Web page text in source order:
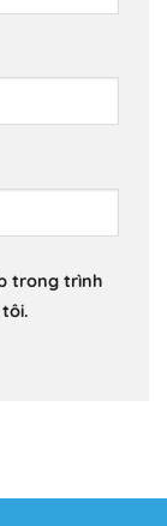
trong trình